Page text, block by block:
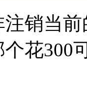
销当
花300